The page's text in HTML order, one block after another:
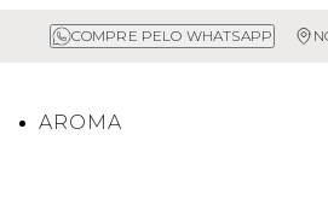
Sale até 50%
COMPRE PELO WHATSAPP
AROMA